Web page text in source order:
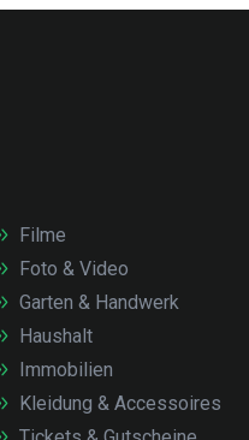
Filme
Foto & Video
Garten & Handwerk
Haushalt
Immobilien
Kleidung & Accessoires